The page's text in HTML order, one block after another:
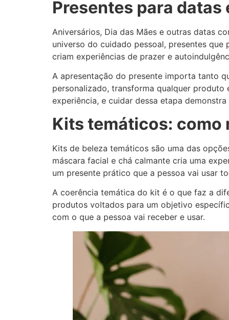
Presentes para
Aniversários, Dia das Mães e outras datas
universo do cuidado pessoal, presentes
criam experiências de prazer e
A apresentação do presente importa tanto
personalizado, transforma qualquer
experiência, e cuidar dessa etapa
Kits temáticos: como
Kits de beleza temáticos são uma das
máscara facial e chá calmante cria uma
um presente prático que a pessoa vai usar
A coerência temática do kit é o que faz a
produtos voltados para um objetivo
com o que a pessoa vai receber e usar.